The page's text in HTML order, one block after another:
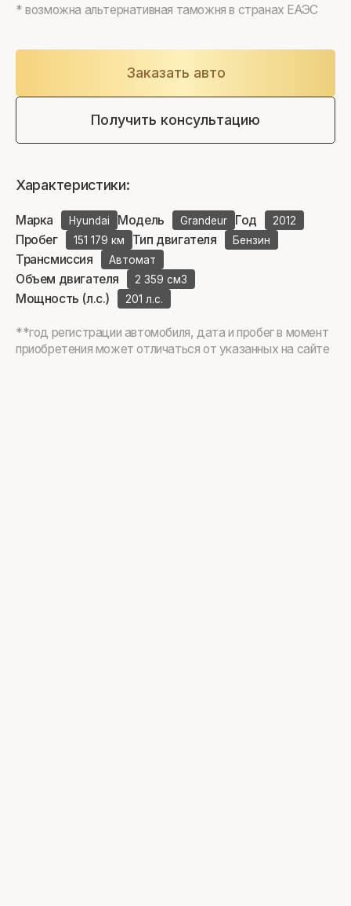
* возможна альтернативная таможня в странах ЕАЭС
Заказать авто
Получить консультацию
Характеристики:
Марка Hyundai Модель Grandeur Год 2012
Пробег 151 179 км Тип двигателя Бензин
Трансмиссия Автомат
Объем двигателя 2 359 см3
Мощность (л.с.) 201 л.с.
**год регистрации автомобиля, дата и пробег в момент
приобретения может отличаться от указанных на сайте